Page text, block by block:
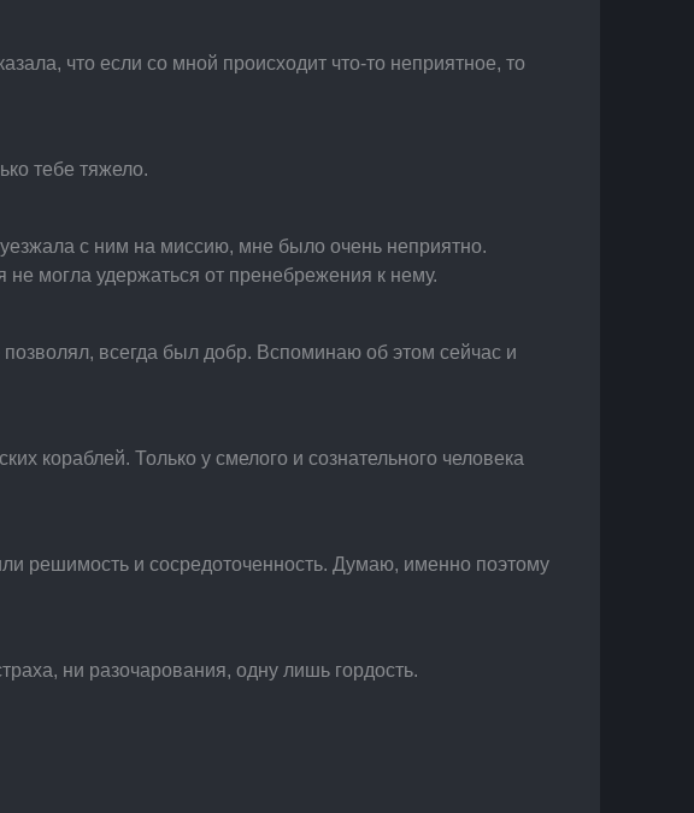
что если со мной происходит что-то неприятное, то
тебе тяжело.
с ним на миссию, мне было очень неприятно.
могла удержаться от пренебрежения к нему.
всегда был добр. Вспоминаю об этом сейчас и
кораблей. Только у смелого и сознательного человека
решимость и сосредоточенность. Думаю, именно поэтому
ни разочарования, одну лишь гордость.